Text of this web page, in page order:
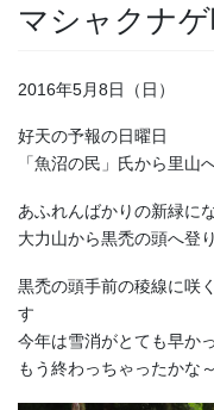
マシャクナゲ
2016年5月8日（日）
好天の予報の日曜日
「魚沼の民」氏から里山
あふれんばかりの新緑に
大力山から黒禿の頭へ登
黒禿の頭手前の稜線に咲
す
今年は雪消がとても早か
もう終わっちゃったかな